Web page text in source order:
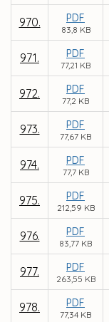
970. PDF
83,8 KB
971. PDF
77,21 KB
972. PDF
77,2 KB
973. PDF
77,67 KB
974. PDF
77,7 KB
975. PDF
212,59 KB
976. PDF
83,77 KB
977. PDF
263,55 KB
978. PDF
77,34 KB